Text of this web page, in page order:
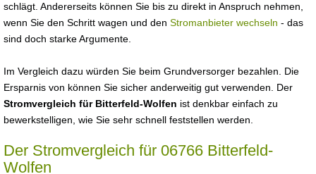
schlägt. Andererseits können Sie bis zu direkt in Anspruch nehmen,
wenn Sie den Schritt wagen und den Stromanbieter wechseln - das
sind doch starke Argumente.
Im Vergleich dazu würden Sie beim Grundversorger bezahlen. Die
Ersparnis von können Sie sicher anderweitig gut verwenden. Der
Stromvergleich für Bitterfeld-Wolfen ist denkbar einfach zu
bewerkstelligen, wie Sie sehr schnell feststellen werden.
Der Stromvergleich für 06766 Bitterfeld-
Wolfen